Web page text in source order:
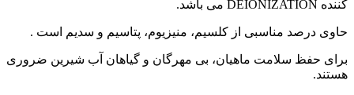
کننده DEIONIZATION می باشد.
حاوی درصد مناسبی از کلسیم، منیزیوم، پتاسیم و سدیم است .
برای حفظ سلامت ماهیان، بی مهرگان و گیاهان آب شیرین ضروری
هستند.